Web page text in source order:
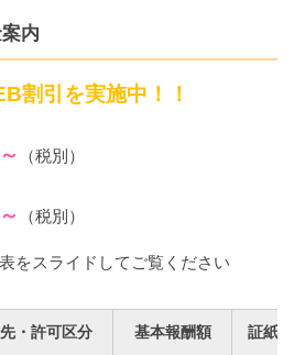
内
割引を実施中！！
（税別）
（税別）
をスライドしてご覧ください
・許可区分 基本報酬額 証紙